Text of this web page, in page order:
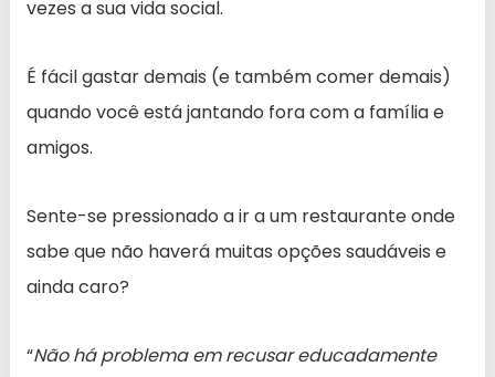
vezes a sua vida social.
É fácil gastar demais (e também comer demais)
quando você está jantando fora com a família e
amigos.
Sente-se pressionado a ir a um restaurante onde
sabe que não haverá muitas opções saudáveis e
ainda caro?
“Não há problema em recusar educadamente